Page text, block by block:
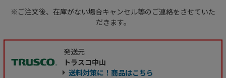
※ご注文後、在庫がない場合キャンセル等のご連絡をさせていた
だきます。
発送元
トラスコ中山
送料対策に！商品はこちら